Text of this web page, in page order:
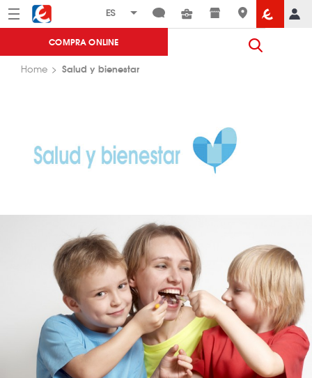
Menú Eroski
COMPRA ONLINE
Home Salud y bienestar